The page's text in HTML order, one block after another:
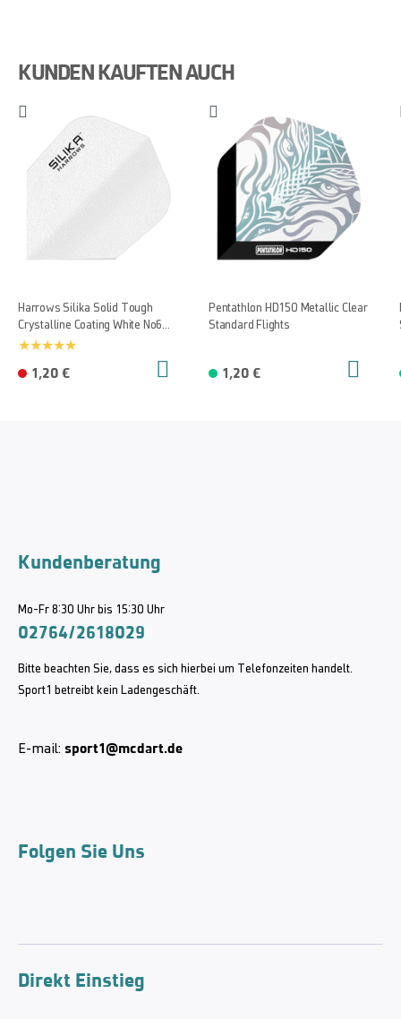
KUNDEN KAUFTEN AUCH
Harrows Silika Solid Tough
Crystalline Coating White No6
Flights
1,20 €
Pentathlon HD150 Metallic Clear
Standard Flights
1,20 €
Kundenberatung
Mo-Fr 8:30 Uhr bis 15:30 Uhr
02764/2618029
Bitte beachten Sie, dass es sich hierbei um Telefonzeiten handelt.
Sport1 betreibt kein Ladengeschäft.
E-mail: sport1@mcdart.de
Folgen Sie Uns
Direkt Einstieg